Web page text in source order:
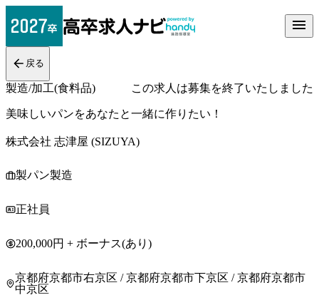
戻る
製造/加工(食料品) この求人は募集を終了いたしました
美味しいパンをあなたと一緒に作りたい！
株式会社 志津屋 (SIZUYA)
製パン製造
正社員
200,000円 + ボーナス(あり)
京都府京都市右京区 / 京都府京都市下京区 / 京都府京都市
中京区